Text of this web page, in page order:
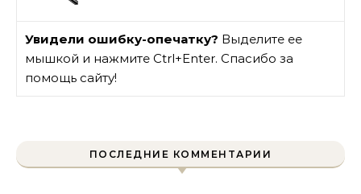
Увидели ошибку-опечатку? Выделите ее
мышкой и нажмите Ctrl+Enter. Спасибо за
помощь сайту!
ПОСЛЕДНИЕ КОММЕНТАРИИ